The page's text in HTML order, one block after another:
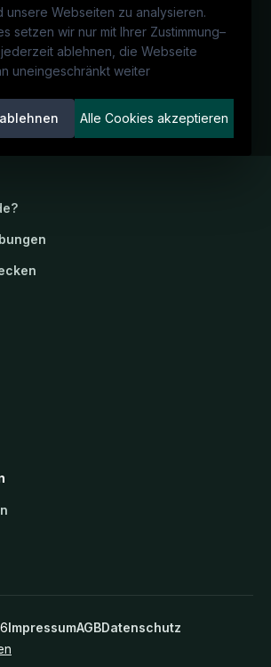
unsere Webseiten zu analysieren.
setzen wir nur mit Ihrer Zustimmung–
ablehnen, die Webseite
uneingeschränkt weiter
Alle Cookies akzeptieren
der
?
ImpressumAGBDatenschutz